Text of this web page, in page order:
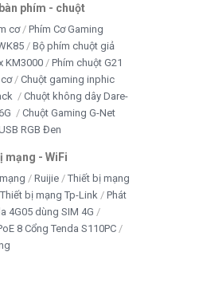
phím - chuột
cơ
Phím Cơ Gaming
Bộ phím chuột giả
KM3000
Phím chuột G21
Chuột gaming inphic
Chuột không dây Dare-
Chuột Gaming G-Net
RGB Đen
mạng - WiFi
Ruijie
Thiết bị mạng
Thiết bị mạng Tp-Link
Phát
4G05 dùng SIM 4G
8 Cổng Tenda S110PC